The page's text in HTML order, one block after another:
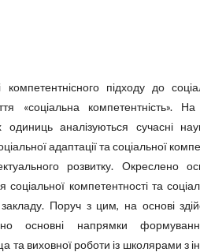
компетентнісного підходу до
«соціальна компетентність».
аналізуються сучасні
адаптації та соціальної
розвитку. Окреслено
компетентності та
Поруч з цим, на основі
основні напрямки
та виховної роботи із школярами з